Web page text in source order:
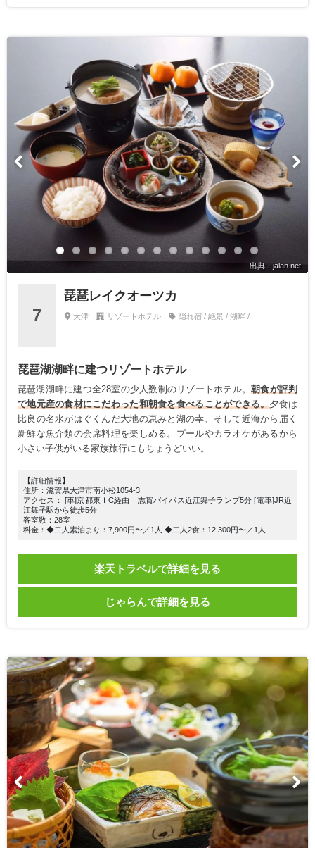
出典：jalan.net
7
琵琶レイクオーツカ
大津 リゾートホテル 隠れ宿 / 絶景 / 湖畔 /
琵琶湖湖畔に建つリゾートホテル
琵琶湖湖畔に建つ全28室の少人数制のリゾートホテル。朝食が評判
で地元産の食材にこだわった和朝食を食べることができる。夕食は
比良の名水がはぐくんだ大地の恵みと湖の幸、そして近海から届く
新鮮な魚介類の会席料理を楽しめる。プールやカラオケがあるから
小さい子供がいる家族旅行にもちょうどいい。
【詳細情報】
住所：滋賀県大津市南小松1054-3
アクセス： [車]京都東ＩC経由 志賀バイパス近江舞子ランプ5分 [電車]JR近
江舞子駅から徒歩5分
客室数：28室
料金：◆二人素泊まり：7,900円〜／1人 ◆二人2食：12,300円〜／1人
楽天トラベルで詳細を見る
じゃらんで詳細を見る